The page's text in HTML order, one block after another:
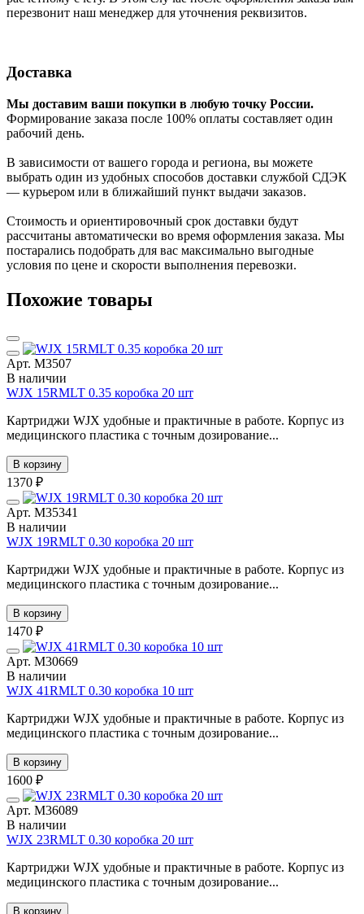
перезвонит наш менеджер для уточнения реквизитов.
Доставка
Мы доставим ваши покупки в любую точку России.
Формирование заказа после 100% оплаты составляет один
рабочий день.
В зависимости от вашего города и региона, вы можете
выбрать один из удобных способов доставки службой СДЭК
— курьером или в ближайший пункт выдачи заказов.
Стоимость и ориентировочный срок доставки будут
рассчитаны автоматически во время оформления заказа. Мы
постарались подобрать для вас максимально выгодные
условия по цене и скорости выполнения перевозки.
Похожие товары
Арт. М3507
В наличии
WJX 15RMLT 0.35 коробка 20 шт
Картриджи WJX удобные и практичные в работе. Корпус из
медицинского пластика с точным дозирование...
В корзину
1370 ₽
Арт. М35341
В наличии
WJX 19RMLT 0.30 коробка 20 шт
Картриджи WJX удобные и практичные в работе. Корпус из
медицинского пластика с точным дозирование...
В корзину
1470 ₽
Арт. М30669
В наличии
WJX 41RMLT 0.30 коробка 10 шт
Картриджи WJX удобные и практичные в работе. Корпус из
медицинского пластика с точным дозирование...
В корзину
1600 ₽
Арт. М36089
В наличии
WJX 23RMLT 0.30 коробка 20 шт
Картриджи WJX удобные и практичные в работе. Корпус из
медицинского пластика с точным дозирование...
В корзину